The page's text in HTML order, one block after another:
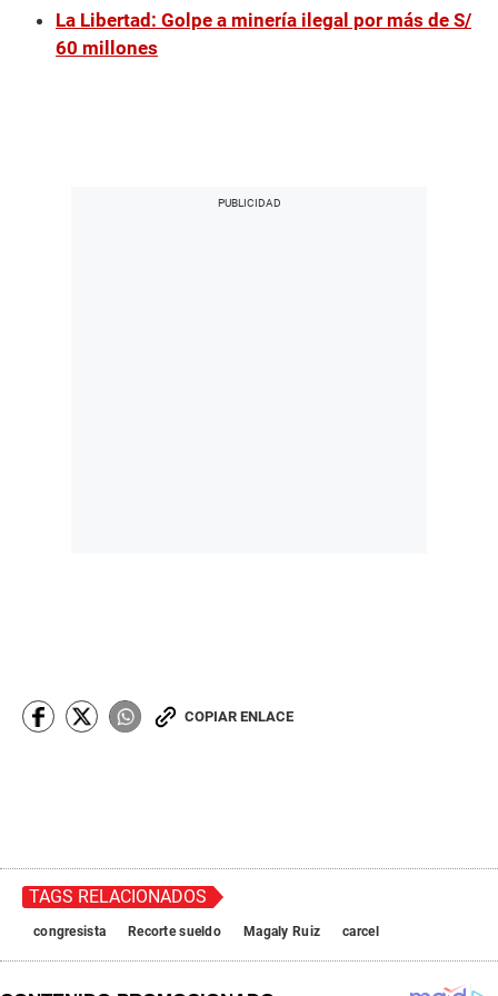
La Libertad: Golpe a minería ilegal por más de S/
60 millones
COPIAR ENLACE
TAGS RELACIONADOS
congresista Recorte sueldo Magaly Ruiz carcel